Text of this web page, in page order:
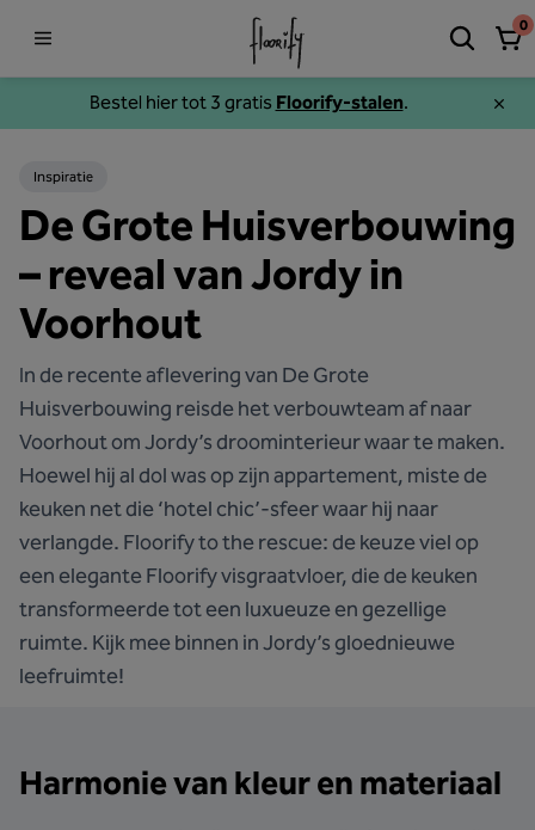
Bestel hier tot 3 gratis Floorify-stalen.
0
Inspiratie
De Grote Huisverbouwing
– reveal van Jordy in
Voorhout
In de recente aflevering van De Grote
Huisverbouwing reisde het verbouwteam af naar
Voorhout om Jordy’s droominterieur waar te maken.
Hoewel hij al dol was op zijn appartement, miste de
keuken net die ‘hotel chic’-sfeer waar hij naar
verlangde. Floorify to the rescue: de keuze viel op
een elegante Floorify visgraatvloer, die de keuken
transformeerde tot een luxueuze en gezellige
ruimte. Kijk mee binnen in Jordy’s gloednieuwe
leefruimte!
Harmonie van kleur en materiaal